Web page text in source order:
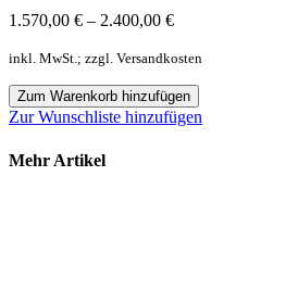
1.570,00 € – 2.400,00 €
inkl. MwSt.; zzgl. Versandkosten
Zum Warenkorb hinzufügen
Zur Wunschliste hinzufügen
Mehr Artikel